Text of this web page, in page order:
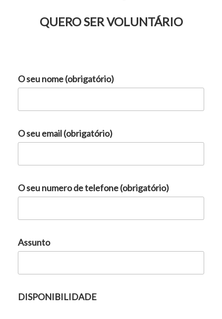
QUERO SER VOLUNTÁRIO
O seu nome (obrigatório)
O seu email (obrigatório)
O seu numero de telefone (obrigatório)
Assunto
DISPONIBILIDADE